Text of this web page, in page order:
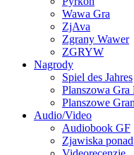
Wawa Gra
ZjAva
Zgrany Wawer
ZGRYW
Nagrody
Spiel des Jahres
Planszowa Gra
Planszowe
Audio/Video
Audiobook GF
Zjawiska